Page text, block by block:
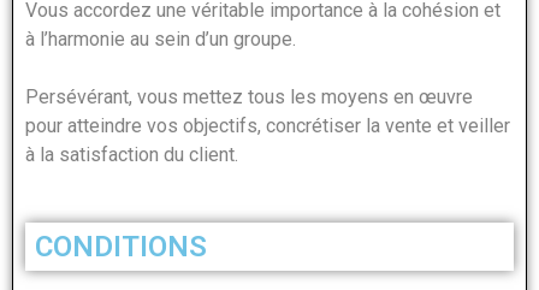
Vous accordez une véritable importance à la cohésion et
à l’harmonie au sein d’un groupe.
Persévérant, vous mettez tous les moyens en œuvre
pour atteindre vos objectifs, concrétiser la vente et veiller
à la satisfaction du client.
CONDITIONS